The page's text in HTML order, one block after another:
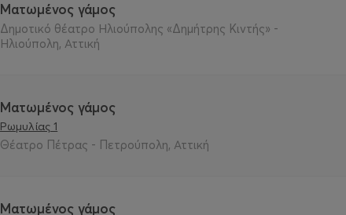
Ματωμένος γάμος
Δημοτικό θέατρο Ηλιούπολης «Δημήτρης Κιντής» -
Ηλιούπολη, Αττική
Ματωμένος γάμος
Ρωμυλίας 1
Θέατρο Πέτρας - Πετρούπολη, Αττική
Ματωμένος γάμος